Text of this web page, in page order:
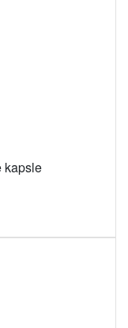
​​kapsle